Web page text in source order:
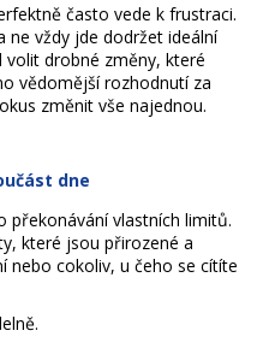
často vede k frustraci.
ne vždy jde dodržet ideální
drobné změny, které
vědomější rozhodnutí za
změnit vše najednou.
dne
překonávání vlastních limitů.
které jsou přirozené a
nebo cokoliv, u čeho se cítíte